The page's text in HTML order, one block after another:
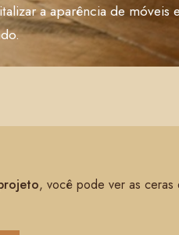
a aparência de móveis
, você pode ver as ceras